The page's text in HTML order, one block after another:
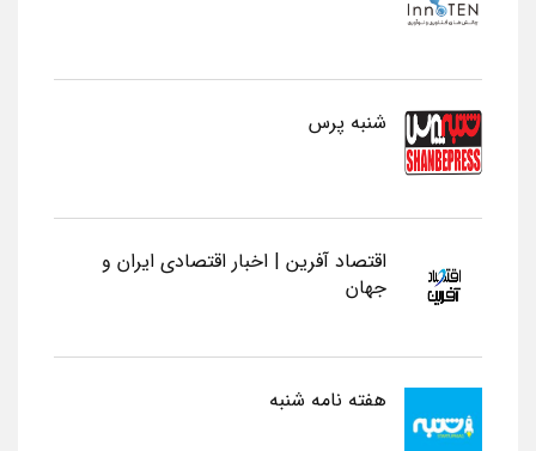
شنبه پرس
اقتصاد آفرین | اخبار اقتصادی ایران و
جهان
هفته نامه شنبه